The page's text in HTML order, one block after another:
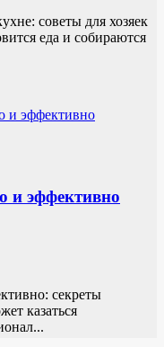
советы для хозяек
еда и собираются
и эффективно
секреты
казаться